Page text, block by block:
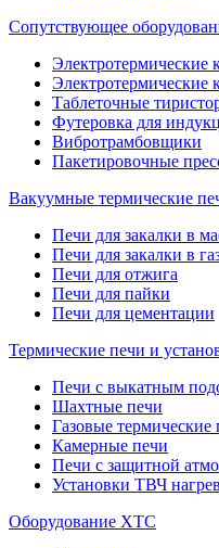
Сопутствующее
Электротермические
Электротермические
Таблеточные
Футеровка для
Вибротрамбовщики
Пакетировочные
Вакуумные термические
Печи для закалки в
Печи для закалки в
Печи для отжига
Печи для пайки
Печи для цементации
Термические печи и
Печи с выкатным
Шахтные печи
Газовые термические
Камерные печи
Печи с защитной
Установки ТВЧ
Оборудование ХТС